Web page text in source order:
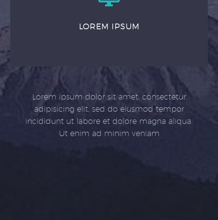
LOREM IPSUM
Lorem ipsum dolor sit amet, consectetur
adipisicing elit, sed do eiusmod tempor
incididunt ut labore et dolore magna aliqua.
Ut enim ad minim veniam